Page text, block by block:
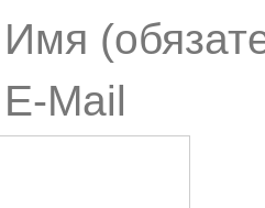
Имя
E-Mail